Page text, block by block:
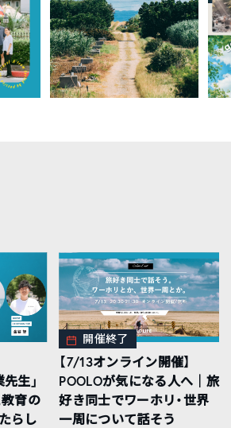
生」
育の
らし
開催終了
【7/13オンライン開催】
POOLOが気になる人へ｜旅
好き同士でワーホリ・世界
一周について話そう